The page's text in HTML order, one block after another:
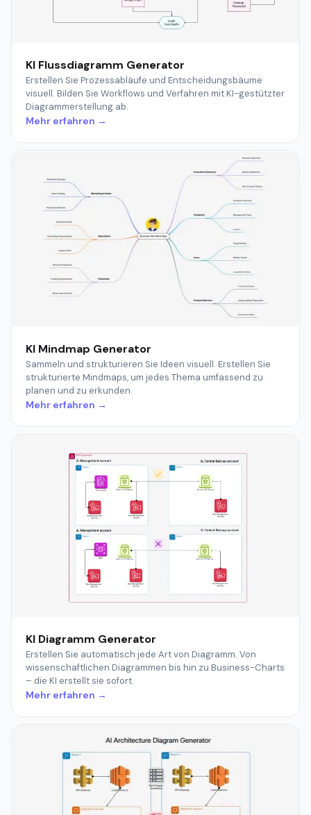
KI Flussdiagramm Generator
Erstellen Sie Prozessabläufe und Entscheidungsbäume
visuell. Bilden Sie Workflows und Verfahren mit KI-gestützter
Diagrammerstellung ab.
Mehr erfahren →
KI Mindmap Generator
Sammeln und strukturieren Sie Ideen visuell. Erstellen Sie
strukturierte Mindmaps, um jedes Thema umfassend zu
planen und zu erkunden.
Mehr erfahren →
KI Diagramm Generator
Erstellen Sie automatisch jede Art von Diagramm. Von
wissenschaftlichen Diagrammen bis hin zu Business-Charts
– die KI erstellt sie sofort.
Mehr erfahren →